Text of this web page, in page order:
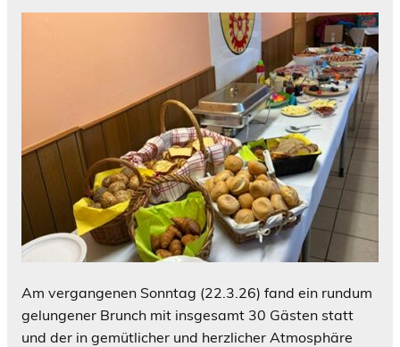
Am vergangenen Sonntag (22.3.26) fand ein rundum
gelungener Brunch mit insgesamt 30 Gästen statt
und der in gemütlicher und herzlicher Atmosphäre